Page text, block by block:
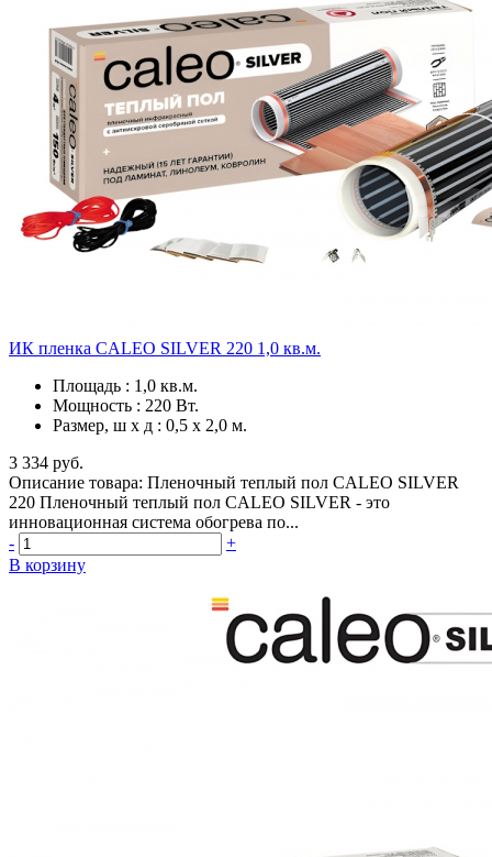
ИК пленка CALEO SILVER 220 1,0 кв.м.
Площадь : 1,0 кв.м.
Мощность : 220 Вт.
Размер, ш х д : 0,5 х 2,0 м.
3 334 руб.
Описание товара: Пленочный теплый пол CALEO SILVER
220 Пленочный теплый пол CALEO SILVER - это
инновационная система обогрева по...
-
+
В корзину